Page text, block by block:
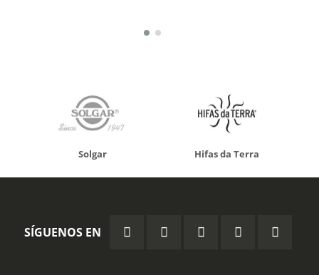
Solgar Hifas da Terra
SÍGUENOS EN